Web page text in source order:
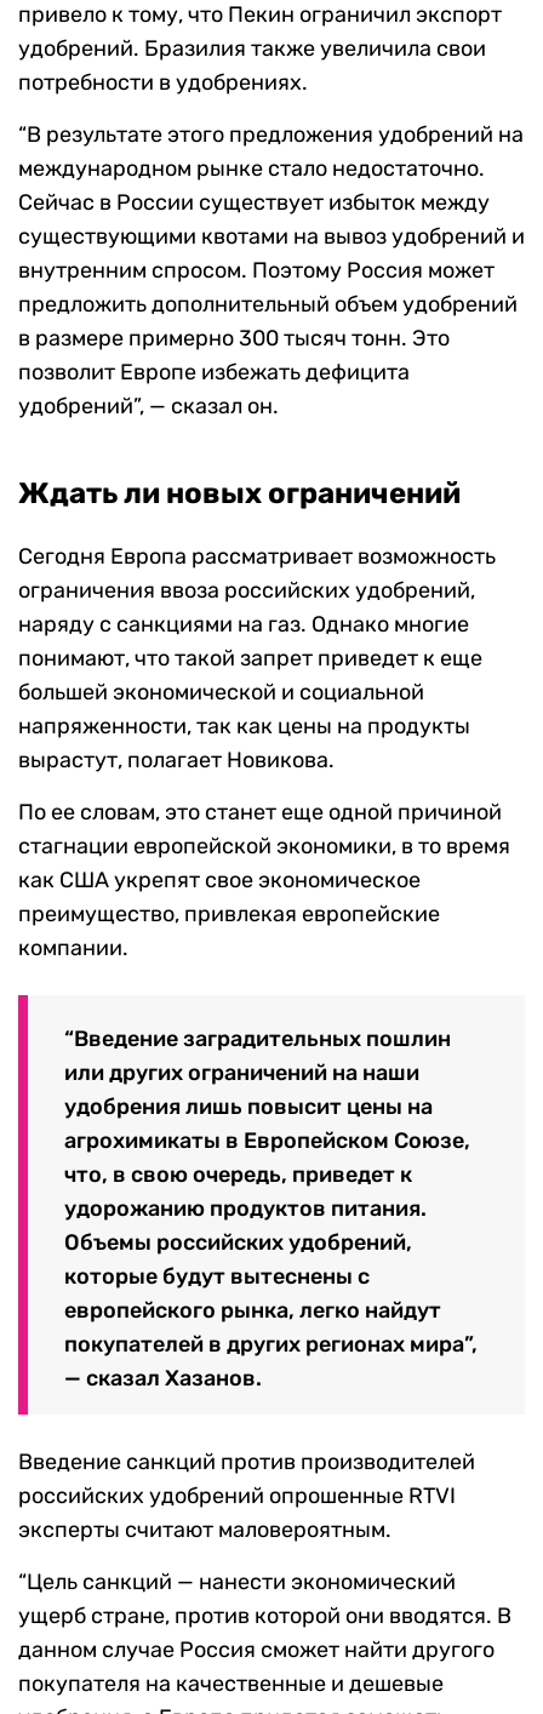
привело к тому, что Пекин ограничил экспорт
удобрений. Бразилия также увеличила свои
потребности в удобрениях.
“В результате этого предложения удобрений на
международном рынке стало недостаточно.
Сейчас в России существует избыток между
существующими квотами на вывоз удобрений и
внутренним спросом. Поэтому Россия может
предложить дополнительный объем удобрений
в размере примерно 300 тысяч тонн. Это
позволит Европе избежать дефицита
удобрений”, — сказал он.
Ждать ли новых ограничений
Сегодня Европа рассматривает возможность
ограничения ввоза российских удобрений,
наряду с санкциями на газ. Однако многие
понимают, что такой запрет приведет к еще
большей экономической и социальной
напряженности, так как цены на продукты
вырастут, полагает Новикова.
По ее словам, это станет еще одной причиной
стагнации европейской экономики, в то время
как США укрепят свое экономическое
преимущество, привлекая европейские
компании.
“Введение заградительных пошлин
или других ограничений на наши
удобрения лишь повысит цены на
агрохимикаты в Европейском Союзе,
что, в свою очередь, приведет к
удорожанию продуктов питания.
Объемы российских удобрений,
которые будут вытеснены с
европейского рынка, легко найдут
покупателей в других регионах мира”,
— сказал Хазанов.
Введение санкций против производителей
российских удобрений опрошенные RTVI
эксперты считают маловероятным.
“Цель санкций — нанести экономический
ущерб стране, против которой они вводятся. В
данном случае Россия сможет найти другого
покупателя на качественные и дешевые